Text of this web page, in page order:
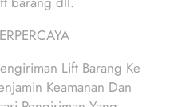
Lift Barang Ke
Keamanan Dan